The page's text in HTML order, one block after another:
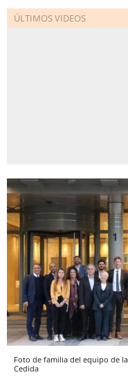
Foto de familia del equipo de
Cedida